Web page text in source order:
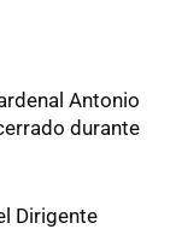
Antonio
durante
Dirigente